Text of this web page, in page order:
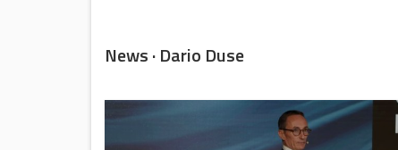
News · Dario Duse